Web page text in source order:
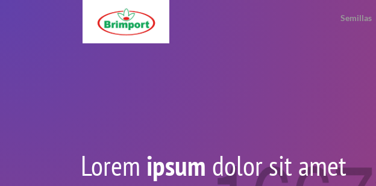
Semillas
Lorem ipsum dolor sit amet